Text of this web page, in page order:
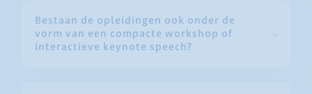
Bestaan de opleidingen ook onder de
vorm van een compacte workshop of
interactieve keynote speech?